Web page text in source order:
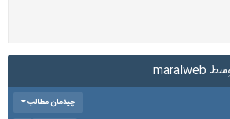
چیدمان مطالب